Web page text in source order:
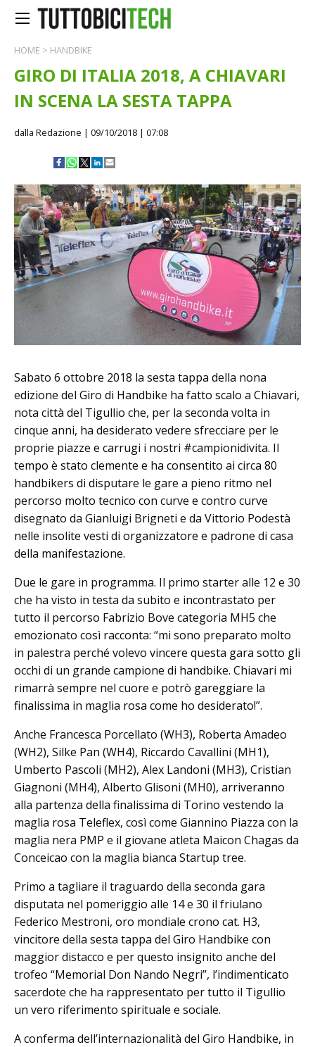
HOME > HANDBIKE
GIRO DI ITALIA 2018, A CHIAVARI
IN SCENA LA SESTA TAPPA
dalla Redazione | 09/10/2018 | 07:08
Sabato 6 ottobre 2018 la sesta tappa della nona
edizione del Giro di Handbike ha fatto scalo a Chiavari,
nota città del Tigullio che, per la seconda volta in
cinque anni, ha desiderato vedere sfrecciare per le
proprie piazze e carrugi i nostri #campionidivita. Il
tempo è stato clemente e ha consentito ai circa 80
handbikers di disputare le gare a pieno ritmo nel
percorso molto tecnico con curve e contro curve
disegnato da Gianluigi Brigneti e da Vittorio Podestà
nelle insolite vesti di organizzatore e padrone di casa
della manifestazione.
Due le gare in programma. Il primo starter alle 12 e 30
che ha visto in testa da subito e incontrastato per
tutto il percorso Fabrizio Bove categoria MH5 che
emozionato così racconta: “mi sono preparato molto
in palestra perché volevo vincere questa gara sotto gli
occhi di un grande campione di handbike. Chiavari mi
rimarrà sempre nel cuore e potrò gareggiare la
finalissima in maglia rosa come ho desiderato!”.
Anche Francesca Porcellato (WH3), Roberta Amadeo
(WH2), Silke Pan (WH4), Riccardo Cavallini (MH1),
Umberto Pascoli (MH2), Alex Landoni (MH3), Cristian
Giagnoni (MH4), Alberto Glisoni (MH0), arriveranno
alla partenza della finalissima di Torino vestendo la
maglia rosa Teleflex, così come Giannino Piazza con la
maglia nera PMP e il giovane atleta Maicon Chagas da
Conceicao con la maglia bianca Startup tree.
Primo a tagliare il traguardo della seconda gara
disputata nel pomeriggio alle 14 e 30 il friulano
Federico Mestroni, oro mondiale crono cat. H3,
vincitore della sesta tappa del Giro Handbike con
maggior distacco e per questo insignito anche del
trofeo “Memorial Don Nando Negri”, l’indimenticato
sacerdote che ha rappresentato per tutto il Tigullio
un vero riferimento spirituale e sociale.
A conferma dell’internazionalità del Giro Handbike, in